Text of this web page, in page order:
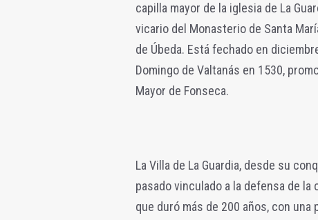
capilla mayor de la iglesia de La
vicario del Monasterio de Santa
de Úbeda. Está fechado en
Domingo de Valtanás en 1530,
Mayor de Fonseca.
La Villa de La Guardia, desde su
pasado vinculado a la defensa de
que duró más de 200 años, con